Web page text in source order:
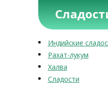
Индийские
Рахат-лукум
Халва
Сладости